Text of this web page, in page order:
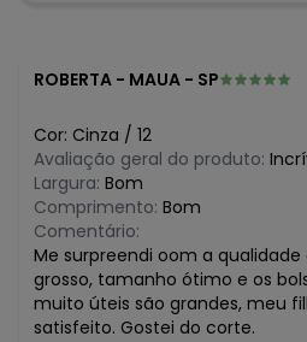
agosto/2026
junho/2026
maio/2026
abril/2026
março/2026
fevereiro/2026
ROBERTA - MAUA - SP
Cor: Cinza / 12
Avaliação geral do produto:
Largura: Bom
Comprimento: Bom
Comentário:
Me surpreendi oom a
grosso, tamanho ótimo e os
muito úteis são grandes, meu
satisfeito. Gostei do corte.